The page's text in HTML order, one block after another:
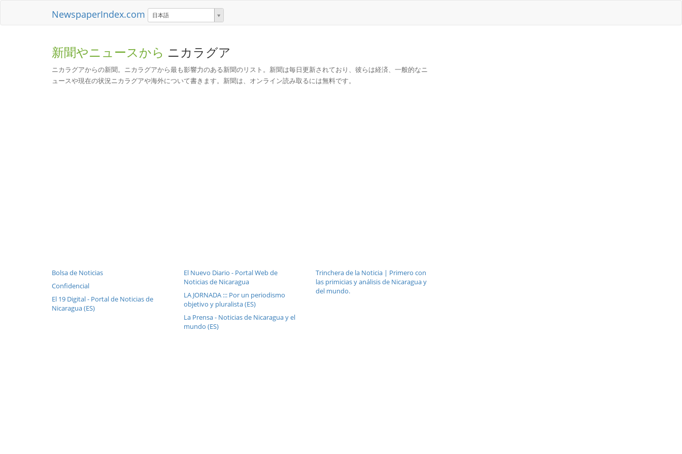
NewspaperIndex.com 日本語
新聞やニュースから ニカラグア
ニカラグアからの新聞。ニカラグアから最も影響力のある新聞のリスト。新聞は毎日更新されており、彼らは経済、一般的なニ
ュースや現在の状況ニカラグアや海外について書きます。新聞は、オンライン読み取るには無料です。
Bolsa de Noticias
Confidencial
El 19 Digital - Portal de Noticias de
Nicaragua (ES)
El Nuevo Diario - Portal Web de
Noticias de Nicaragua
LA JORNADA ::: Por un periodismo
objetivo y pluralista (ES)
La Prensa - Noticias de Nicaragua y el
mundo (ES)
Trinchera de la Noticia | Primero con
las primicias y análisis de Nicaragua y
del mundo.